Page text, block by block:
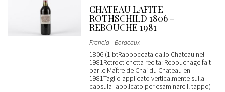
CHATEAU LAFITE
ROTHSCHILD 1806 -
REBOUCHE 1981
Francia - Bordeaux
1806 (1 btRabboccata dallo Chateau nel
1981Retroetichetta recita: Rebouchage fait
par le MaÎtre de Chai du Chateau en
1981Taglio applicato verticalmente sulla
capsula -applicato per esaminare il tappo)